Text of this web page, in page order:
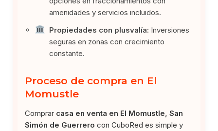
amenidades y servicios incluidos.
Propiedades con plusvalía: Inversiones
seguras en zonas con crecimiento
constante.
Proceso de compra en El
Momustle
Comprar casa en venta en El Momustle, San
Simón de Guerrero con CuboRed es simple y